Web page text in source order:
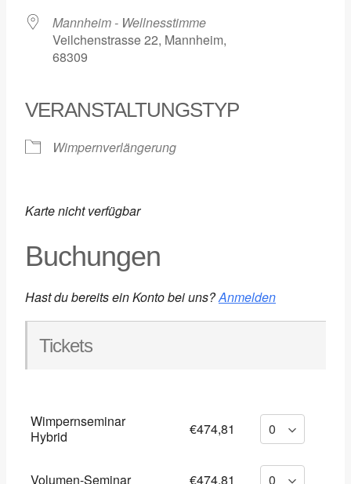
Mannheim - Wellnesstimme
Veilchenstrasse 22, Mannheim,
68309
VERANSTALTUNGSTYP
Wimpernverlängerung
Karte nicht verfügbar
Buchungen
Hast du bereits ein Konto bei uns?Anmelden
Tickets
Wimpernseminar
Hybrid
€474,81
Volumen-Seminar €474,81